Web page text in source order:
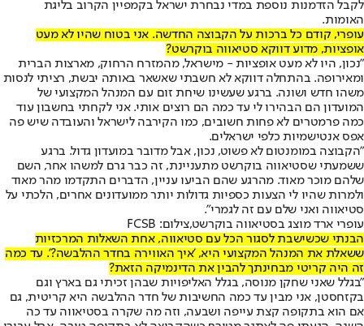
לקבל הזדמנות נוספת במדי נבחרת ישראל בקמפיין הקרוב בליגת
האומות.
עופרי, קודם כל ברכות על הקבוצה החדשה. אני בטוח שהיו לא מעט
אופציות, מדוע דווקא סטיאווה בוקרשט?
"נכון, היו לא מעט אופציות - מישראל, מהמזרח הרחוק, מארצות הברית
ומאירופה. בהתחלה דווקא לא חשבתי שאשאר באותה יבשת, רציתי לנסות
משהו חדש ושונה. ברגע שעשינו שיחת זום עם המנהל המקצועי של
המועדון הם הבהירו לי עד כמה הם רוצים אותי. אני לקחתי בחשבון עוד
כמה פרמטרים לא פחות חשובים, כמו הקירבה לישראל והעובדה שיש פה
אפס אנטישמיות כלפי ישראלים.
"הקבוצה במומנטום לא פשוט, נכון, אבל מדובר במועדון גדול. ברגע
ששמעתי שסטיאווה בוקרשט מתעניינת, זה כבר גרם למשהו אחר, השם
שלהם מוכר מאוד. מהרגע שהם הביעו עניין, הדברים התקדמו מהר מאוד
ולמרות שהיו לי הצעות כספיות גדולות יותר ממועדונים אחרים, הלכתי על
סטיאווה ואני שלם עם זה לגמרי".
עופרי ארד מוצג בסטיאווה בוקרשט,צילום: FCSB
הבנתי שכשישבת לסגור הכל עם סטיאווה, אחת השאלות המרכזיות
ששאלת את המנהל המקצועי היא, 'איך האווירה בחדר ההלבשה?'. עד כמה
זה היה קריטי מבחינתך להבין את הדינמיקה הזאת?
"בגלל שאני שחקן מנוסה, בגלל האליפויות שבהן זכיתי גם בארץ וגם
בקזחסטן, אני מבין עד כמה החשיבות של חדר ההלבשה היא קריטית, גם
אם הוא בתקופה קצת עייפה ושבעה, וזה מה שקרה בסטיאווה עד כה